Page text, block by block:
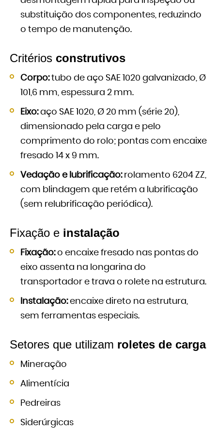
substituição dos componentes, reduzindo
o tempo de manutenção.
Critérios construtivos
Corpo:tubo de aço SAE 1020 galvanizado, Ø
101,6 mm, espessura 2 mm.
Eixo:aço SAE 1020, Ø 20 mm (série 20),
dimensionado pela carga e pelo
comprimento do rolo; pontas com encaixe
fresado 14 x 9 mm.
Vedação e lubrificação:rolamento 6204 ZZ,
com blindagem que retém a lubrificação
(sem relubrificação periódica).
Fixação e instalação
Fixação:o encaixe fresado nas pontas do
eixo assenta na longarina do
transportador e trava o rolete na estrutura.
Instalação:encaixe direto na estrutura,
sem ferramentas especiais.
Setores que utilizam roletes de carga
Mineração
Alimentícia
Pedreiras
Siderúrgicas